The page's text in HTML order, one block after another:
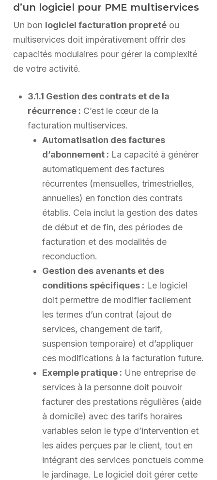
d’un logiciel pour PME multiservices
Un bon logiciel facturation propretéou
multiservices doit impérativement offrir des
capacités modulaires pour gérer la complexité
de votre activité.
3.1.1 Gestion des contrats et de la
récurrence : C’est le cœur de la
facturation multiservices.
Automatisation des factures
d’abonnement : La capacité à générer
automatiquement des factures
récurrentes (mensuelles, trimestrielles,
annuelles) en fonction des contrats
établis. Cela inclut la gestion des dates
de début et de fin, des périodes de
facturation et des modalités de
reconduction.
Gestion des avenants et des
conditions spécifiques : Le logiciel
doit permettre de modifier facilement
les termes d’un contrat (ajout de
services, changement de tarif,
suspension temporaire) et d’appliquer
ces modifications à la facturation future.
Exemple pratique : Une entreprise de
services à la personne doit pouvoir
facturer des prestations régulières (aide
à domicile) avec des tarifs horaires
variables selon le type d’intervention et
les aides perçues par le client, tout en
intégrant des services ponctuels comme
le jardinage. Le logiciel doit gérer cette